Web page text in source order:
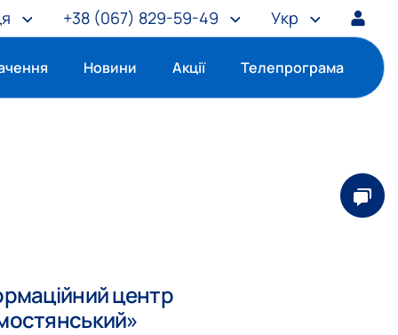
+38 (067) 829-59-49 Укр
Новини Акції Телепрограма
центр